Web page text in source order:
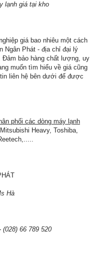
lạnh giá tại kho
giá bao nhiêu một cách
Ngân Phát - địa chỉ đại lý
bảo hàng chất lượng, uy
muốn tìm hiểu về giá cũng
liên hệ bên dưới để được
phối các dòng máy lạnh
Heavy, Toshiba,
Hà
(028) 66 789 520